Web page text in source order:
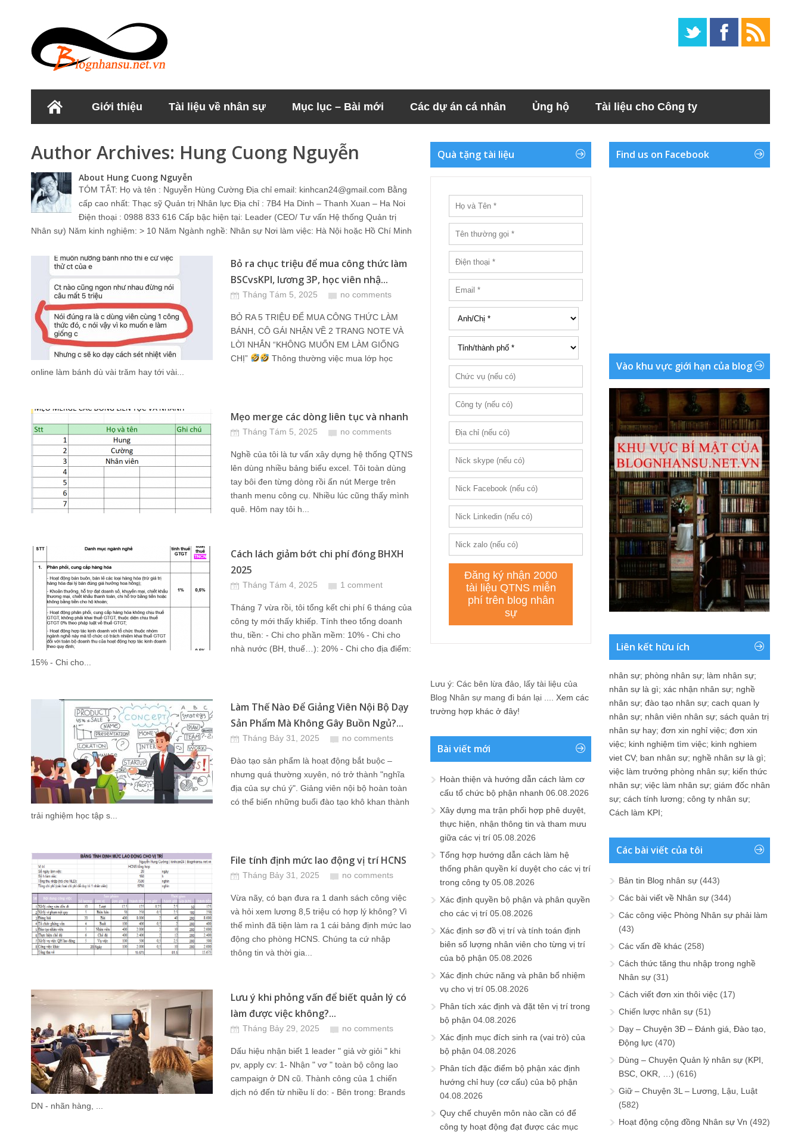
Giới thiệu Tài liệu về nhân sự Mục lục – Bài mới Các dự án cá nhân Ủng hộ Tài liệu cho Công ty
Author Archives: Hung Cuong Nguyễn
About Hung Cuong Nguyễn
TÓM TẮT: Họ và tên : Nguyễn Hùng Cường Địa chỉ email: kinhcan24@gmail.com Bằng
cấp cao nhất: Thạc sỹ Quản trị Nhân lực Địa chỉ : 7B4 Ha Dinh – Thanh Xuan – Ha Noi
Điện thoại : 0988 833 616 Cấp bậc hiện tại: Leader (CEO/ Tư vấn Hệ thống Quản trị
Nhân sự) Năm kinh nghiệm: > 10 Năm Ngành nghề: Nhân sự Nơi làm việc: Hà Nội hoặc Hồ Chí Minh
Bỏ ra chục triệu để mua công thức làm
BSCvsKPI, lương 3P, học viên nhậ...
Tháng Tám 5, 2025 no comments
BỎ RA 5 TRIỆU ĐỂ MUA CÔNG THỨC LÀM
BÁNH, CÔ GÁI NHẬN VỀ 2 TRANG NOTE VÀ
LỜI NHẮN “KHÔNG MUỐN EM LÀM GIỐNG
CHỊ”
Thông thường việc mua lớp học
online làm bánh dù vài trăm hay tới vài...
Mẹo merge các dòng liên tục và nhanh
Tháng Tám 5, 2025 no comments
Nghề của tôi là tư vấn xây dựng hệ thống QTNS
lên dùng nhiều bảng biểu excel. Tôi toàn dùng
tay bôi đen từng dòng rồi ấn nút Merge trên
thanh menu công cụ. Nhiều lúc cũng thấy mình
quê. Hôm nay tôi h...
Cách lách giảm bớt chi phí đóng BHXH
2025
Tháng Tám 4, 2025 1 comment
Tháng 7 vừa rồi, tôi tổng kết chi phí 6 tháng của
công ty mới thấy khiếp. Tính theo tổng doanh
thu, tiền: - Chi cho phần mềm: 10% - Chi cho
nhà nước (BH, thuế…): 20% - Chi cho địa điểm:
15% - Chi cho...
Làm Thế Nào Để Giảng Viên Nội Bộ Dạy
Sản Phẩm Mà Không Gây Buồn Ngủ?...
Tháng Bảy 31, 2025 no comments
Đào tạo sản phẩm là hoạt động bắt buộc –
nhưng quá thường xuyên, nó trở thành "nghĩa
địa của sự chú ý". Giảng viên nội bộ hoàn toàn
có thể biến những buổi đào tạo khô khan thành
trải nghiệm học tập s...
File tính định mức lao động vị trí HCNS
Tháng Bảy 31, 2025 no comments
Vừa nãy, có bạn đưa ra 1 danh sách công việc
và hỏi xem lương 8,5 triệu có hợp lý không? Vì
thế mình đã tiện làm ra 1 cái bảng định mức lao
động cho phòng HCNS. Chúng ta cứ nhập
thông tin và thời gia...
Lưu ý khi phỏng vấn để biết quản lý có
làm được việc không?...
Tháng Bảy 29, 2025 no comments
Dấu hiệu nhận biết 1 leader " giả vờ giỏi " khi
pv, apply cv: 1- Nhận " vơ " toàn bộ công lao
campaign ở DN cũ. Thành công của 1 chiến
dịch nó đến từ nhiều lí do: - Bên trong: Brands
DN - nhãn hàng, ...
Quà tặng tài liệu
Lưu ý: Các bên lừa đảo, lấy tài liệu của
Blog Nhân sự mang đi bán lại .... Xem các
trường hợp khác ở đây!
Bài viết mới
Hoàn thiện và hướng dẫn cách làm cơ
cấu tổ chức bộ phận nhanh 06.08.2026
Xây dựng ma trận phối hợp phê duyệt,
thực hiện, nhận thông tin và tham mưu
giữa các vị trí 05.08.2026
Tổng hợp hướng dẫn cách làm hệ
thống phân quyền kí duyệt cho các vị trí
trong công ty 05.08.2026
Xác định quyền bộ phận và phân quyền
cho các vị trí 05.08.2026
Xác định sơ đồ vị trí và tính toán định
biên số lượng nhân viên cho từng vị trí
của bộ phận 05.08.2026
Xác định chức năng và phân bổ nhiệm
vụ cho vị trí 05.08.2026
Phân tích xác định và đặt tên vị trí trong
bộ phận 04.08.2026
Xác định mục đích sinh ra (vai trò) của
bộ phận 04.08.2026
Phân tích đặc điểm bộ phận xác định
hướng chỉ huy (cơ cấu) của bộ phận
04.08.2026
Quy chế chuyên môn nào cần có để
công ty hoạt động đạt được các mục
Find us on Facebook
Vào khu vực giới hạn của blog
Liên kết hữu ích
nhân sự; phòng nhân sự; làm nhân sự;
nhân sự là gì; xác nhận nhân sự; nghề
nhân sự; đào tạo nhân sự; cach quan ly
nhân sự; nhân viên nhân sự; sách quản trị
nhân sự hay; đơn xin nghỉ việc; đơn xin
việc; kinh nghiệm tìm việc; kinh nghiem
viet CV; ban nhân sự; nghề nhân sự là gì;
việc làm trưởng phòng nhân sự; kiến thức
nhân sự; việc làm nhân sự; giám đốc nhân
sự; cách tính lương; công ty nhân sự;
Cách làm KPI;
Các bài viết của tôi
Bản tin Blog nhân sự (443)
Các bài viết về Nhân sự (344)
Các công việc Phòng Nhân sự phải làm
(43)
Các vấn đề khác (258)
Cách thức tăng thu nhập trong nghề
Nhân sự (31)
Cách viết đơn xin thôi việc (17)
Chiến lược nhân sự (51)
Dạy – Chuyện 3Đ – Đánh giá, Đào tạo,
Động lực (470)
Dùng – Chuyện Quản lý nhân sự (KPI,
BSC, OKR, …) (616)
Giữ – Chuyện 3L – Lương, Lậu, Luật
(582)
Hoạt động cộng đồng Nhân sự Vn (492)